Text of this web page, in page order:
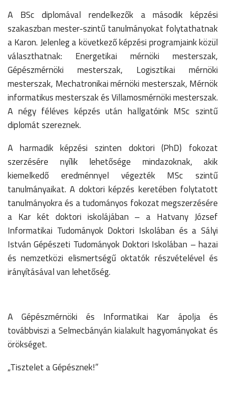
A BSc diplomával rendelkezők a második képzési
szakaszban mester-szintű tanulmányokat folytathatnak
a Karon. Jelenleg a következő képzési programjaink közül
választhatnak: Energetikai mérnöki mesterszak,
Gépészmérnöki mesterszak, Logisztikai mérnöki
mesterszak, Mechatronikai mérnöki mesterszak, Mérnök
informatikus mesterszak és Villamosmérnöki mesterszak.
A négy féléves képzés után hallgatóink MSc szintű
diplomát szereznek.
A harmadik képzési szinten doktori (PhD) fokozat
szerzésére nyílik lehetősége mindazoknak, akik
kiemelkedő eredménnyel végezték MSc szintű
tanulmányaikat. A doktori képzés keretében folytatott
tanulmányokra és a tudományos fokozat megszerzésére
a Kar két doktori iskolájában – a Hatvany József
Informatikai Tudományok Doktori Iskolában és a Sályi
István Gépészeti Tudományok Doktori Iskolában – hazai
és nemzetközi elismertségű oktatók részvételével és
irányításával van lehetőség.
A Gépészmérnöki és Informatikai Kar ápolja és
továbbviszi a Selmecbányán kialakult hagyományokat és
örökséget.
„Tisztelet a Gépésznek!”